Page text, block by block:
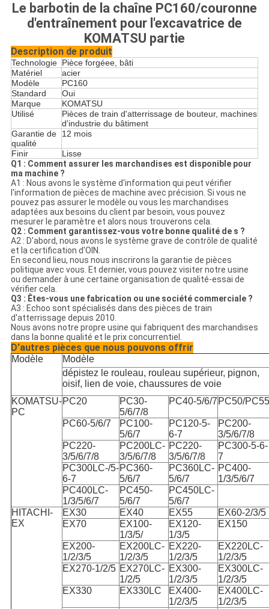
Le barbotin de la chaîne PC160/couronne
d'entraînement pour l'excavatrice de
KOMATSU partie
Description de produit
Technologie Pièce forgéee, bâti
Matériel
acier
Modèle
PC160
Standard
Oui
Marque
KOMATSU
Utilisé
Pièces de train d'atterrissage de bouteur, machines
d'industrie du bâtiment
Garantie de
qualité
12 mois
Finir
Lisse
Q1 : Comment assurer les marchandises est disponible pour
ma machine ?
A1 : Nous avons le système d'information qui peut vérifier
l'information de pièces de machine avec précision. Si vous ne
pouvez pas assurer le modèle ou vous les marchandises
adaptées aux besoins du client par besoin, vous pouvez
mesurer le paramètre et alors nous trouverons cela.
Q2 : Comment garantissez-vous votre bonne qualité de s ?
A2 : D'abord, nous avons le système grave de contrôle de qualité
et la certification d'OIN.
En second lieu, nous nous inscrirons la garantie de pièces
politique avec vous. Et dernier, vous pouvez visiter notre usine
ou demander à une certaine organisation de qualité-essai de
vérifier cela.
Q3 : Êtes-vous une fabrication ou une société commerciale ?
A3 : Echoo sont spécialisés dans des pièces de train
d'atterrissage depuis 2010.
Nous avons notre propre usine qui fabriquent des marchandises
dans la bonne qualité et le prix concurrentiel.
D'autres pièces que nous pouvons offrir
Modèle
Modèle
dépistez le rouleau, rouleau supérieur, pignon,
oisif, lien de voie, chaussures de voie
KOMATSU-
PC
PC20
PC30-
5/6/7/8
PC40-5/6/7 PC50/PC55
PC60-5/6/7
PC100-
5/6/7
PC120-5-
6-7
PC200-
3/5/6/7/8
PC220-
3/5/6/7/8
PC200LC-
3/5/6/7/8
PC220-
3/5/6/7/8
PC300-5-6-
7
PC300LC-/5-
6-7
PC360-
5/6/7
PC360LC-
5/6/7
PC400-
1/3/5/6/7
PC400LC-
1/3/5/6/7
PC450-
5/6/7
PC450LC-
5/6/7
HITACHI-
EX
EX30 EX40 EX55
EX60-2/3/5
EX70
EX100-
1/3/5/
EX120-
1/3/5
EX150
EX200-
1/2/3/5
EX200LC-
1/2/3/5
EX220-
1/2/3/5
EX220LC-
1/2/3/5
EX270-1/2/5 EX270LC-
1/2/5
EX300-
1/2/3/5
EX300LC-
1/2/3/5
EX330
EX330LC
EX400-
1/2/3/5
EX400LC-
1/2/3/5